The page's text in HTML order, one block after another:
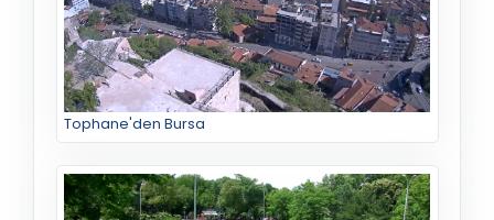
Tophane'den Bursa